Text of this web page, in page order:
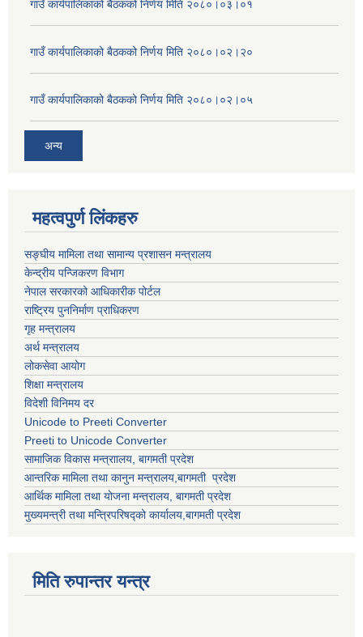
गाउँ कार्यपालिकाको बैठकको निर्णय मिति २०८०।०३।०१
गाउँ कार्यपालिकाको बैठकको निर्णय मिति २०८०।०२।२०
गाउँ कार्यपालिकाको बैठकको निर्णय मिति २०८०।०२।०५
अन्य
महत्वपुर्ण लिंकहरु
सङ्घीय मामिला तथा सामान्य प्रशासन मन्त्रालय
केन्द्रीय पन्जिकरण विभाग
नेपाल सरकारको आधिकारीक पोर्टल
राष्ट्रिय पुननिर्माण प्राधिकरण
गृह मन्त्रालय
अर्थ मन्त्रालय
लोकसेवा आयोग
शिक्षा मन्त्रालय
विदेशी विनिमय दर
Unicode to Preeti Converter
Preeti to Unicode Converter
सामाजिक विकास मन्त्राालय, बागमती प्रदेश
आन्तरिक मामिला तथा कानुन मन्त्रालय,बागमती प्रदेश
आर्थिक मामिला तथा योजना मन्त्रालय, बागमती प्रदेश
मुख्यमन्त्री तथा मन्त्रिपरिषद्को कार्यालय,बागमती प्रदेश
मिति रुपान्तर यन्त्र